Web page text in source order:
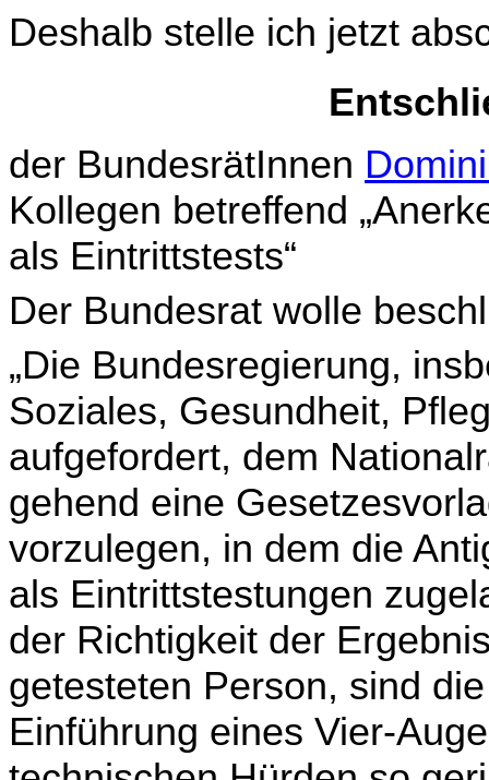
Deshalb stelle ich jetzt
der BundesrätInnen
Kollegen betreffend
als Eintrittstests“
Der Bundesrat wolle
„Die Bundesregierung,
Soziales, Gesundheit,
aufgefordert, dem
gehend eine
vorzulegen, in dem die
als Eintrittstestungen
der Richtigkeit der
getesteten Person, sind
Einführung eines Vier-